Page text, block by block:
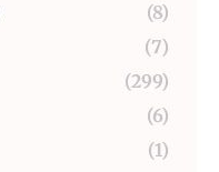
(8)
(7)
(299)
(6)
(1)